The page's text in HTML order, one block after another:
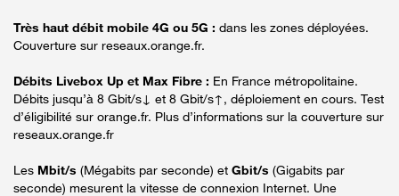
Très haut débit mobile 4G ou 5G : dans les zones déployées.
Couverture sur reseaux.orange.fr.
Débits Livebox Up et Max Fibre : En France métropolitaine.
Débits jusqu’à 8 Gbit/s↓ et 8 Gbit/s↑, déploiement en cours. Test
d’éligibilité sur orange.fr. Plus d’informations sur la couverture sur
reseaux.orange.fr
Les Mbit/s (Mégabits par seconde) et Gbit/s (Gigabits par
seconde) mesurent la vitesse de connexion Internet. Une